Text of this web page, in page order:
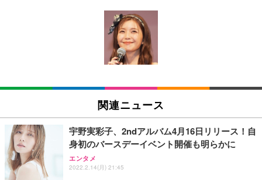
[EdoErgo] オフィスチェア 椅子 テレワーク 疲れな
い 跳ね上げ式アームレスト コンパクト 約105度ロッ
キング pc 事務椅子 360度回転 座面昇降 強化ナイロ
ン樹脂ベース 通気性メッシュ 在宅ワーク H-WY01
(黒網+黒枠+黒足)
SIHOO B100 オフィスチェア／デスクチェア メッシ
ュチェア 人間工学 疲れない ブラック
￥27,999
Sezlife オフィスチェア デスクチェア 疲れない テレ
ワーク チェア 強化バックレスト 30度ロッキング機
能 人間工学 椅子 腰サポート 90度跳ね上げ式アーム
EIZO ビジネス向けプレミアムモニター | FlexScan
EV3240X-WT | 31.5型4K UHD・USB Type-C・ホワ
EIZO ビジネス向けプレミアムモニター | FlexScan
￥109,572
【純正品】27"ゲーミングモニター DualSense 充電
フック付き（CFI-ZDM1J）
Amazonベーシック ペットシーツ 薄型 レギュラー 1
回使い捨て 無香料 ホワイト 300枚
Amazonベーシック ペットシーツ 厚型 ワイド 42枚
x2袋(84枚) ホワイト(吸収面:ライトブルー)
￥3,234
ネオ・ルーライフ ネオ・オムツ L 中型犬用 26枚入
り 単品
関連ニュース
宇野実彩子、2ndアルバム4月16日リリース！自
身初のバースデーイベント開催も明らかに
エンタメ
2022.2.14(月) 21:45